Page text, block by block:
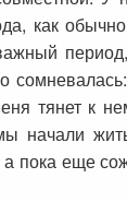
как
тянет к
начали
пока еще